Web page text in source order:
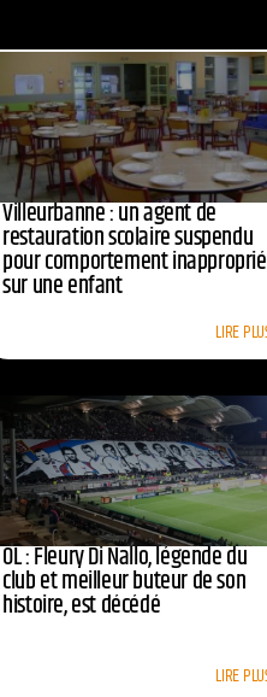
Villeurbanne : un agent de
restauration scolaire suspendu
pour comportement inapproprié
sur une enfant
LIRE
OL : Fleury Di Nallo, légende du
club et meilleur buteur de son
histoire, est décédé
LIRE